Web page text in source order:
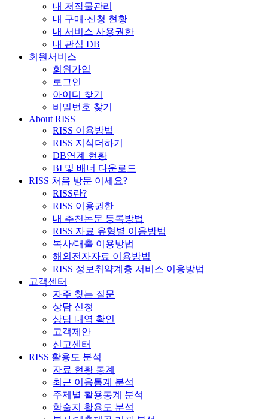
내 저작물관리
내 구매·신청 현황
내 서비스 사용권한
내 관심 DB
회원서비스
회원가입
로그인
아이디 찾기
비밀번호 찾기
About RISS
RISS 이용방법
RISS 지식더하기
DB연계 현황
BI 및 배너 다운로드
RISS 처음 방문 이세요?
RISS란?
RISS 이용권한
내 추천논문 등록방법
RISS 자료 유형별 이용방법
복사/대출 이용방법
해외전자자료 이용방법
RISS 정보취약계층 서비스 이용방법
고객센터
자주 찾는 질문
상담 신청
상담 내역 확인
고객제안
신고센터
RISS 활용도 분석
자료 현황 통계
최근 이용통계 분석
주제별 활용통계 분석
학술지 활용도 분석